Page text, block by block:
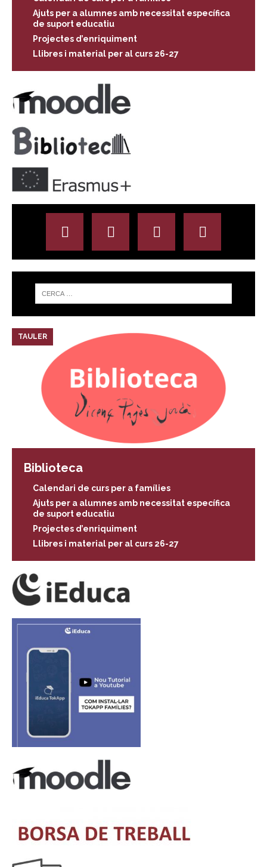
Ajuts per a alumnes amb necessitat específica
de suport educatiu
Projectes d’enriquiment
Llibres i material per al curs 26-27
TAULER
Biblioteca
Calendari de curs per a famílies
Ajuts per a alumnes amb necessitat específica
de suport educatiu
Projectes d’enriquiment
Llibres i material per al curs 26-27